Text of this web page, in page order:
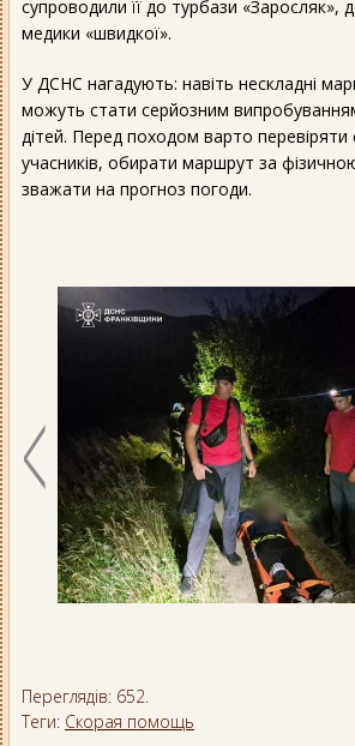
супроводили її до турбази «Заросляк»,
медики «швидкої».
У ДСНС нагадують: навіть нескладні
можуть стати серйозним
дітей. Перед походом варто перевіряти
учасників, обирати маршрут за
зважати на прогноз погоди.
Переглядів: 652.
Теги: Скорая помощь